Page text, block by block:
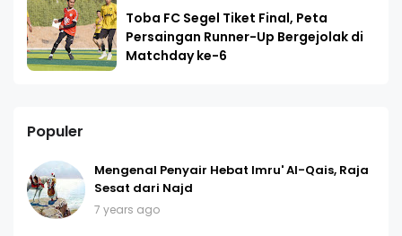
Toba FC Segel Tiket Final, Peta
Persaingan Runner-Up Bergejolak di
Matchday ke-6
Populer
Mengenal Penyair Hebat Imru' Al-Qais, Raja
Sesat dari Najd
7 years ago